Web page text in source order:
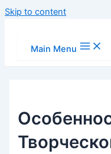
Skip to content
Main Menu